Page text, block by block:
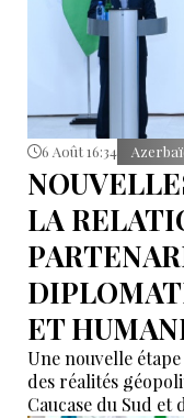
6 Août 16:34
LA
ET
Une nouvelle
des réalités
Caucase du Sud